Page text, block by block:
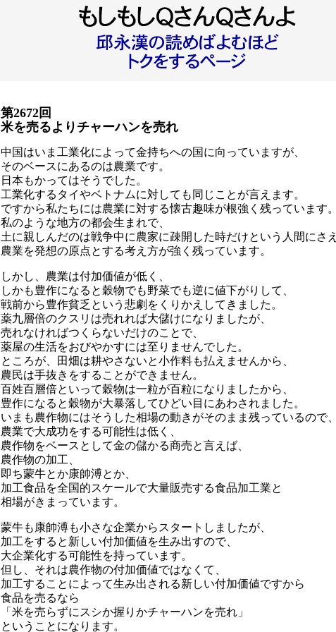
第2672回
米を売るよりチャーハンを売れ
中国はいま工業化によって金持ちへの国に向っていますが、
そのベースにあるのは農業です。
日本もかってはそうでした。
工業化するタイやベトナムに対しても同じことが言えます。
ですから私たちには農業に対する懐古趣味が根強く残っています。
私のような地方の都会生まれで、
土に親しんだのは戦争中に農家に疎開した時だけという人間にさえ
農業を発想の原点とする考え方が強く残っています。
しかし、農業は付加価値が低く、
しかも豊作になると穀物でも野菜でも逆に値下がりして、
戦前から豊作貧乏という悲劇をくりかえしてきました。
薬九層倍のクスリは売れれば大儲けになりましたが、
売れなければつくらないだけのことで、
薬屋の生活をおびやかすには至りませんでした。
ところが、田畑は耕やさないと小作料も払えませんから、
農民は手抜きをすることができません。
百姓百層倍といって穀物は一粒が百粒になりましたから、
豊作になると穀物が大暴落してひどい目にあわされました。
いまも農作物にはそうした相場の動きがそのまま残っているので、
農業で大成功をする可能性は低く、
農作物をベースとして金の儲かる商売と言えば、
農作物の加工、
即ち蒙牛とか康帥溥とか、
加工食品を全国的スケールで大量販売する食品加工業と
相場がきまっています。
蒙牛も康帥溥も小さな企業からスタートしましたが、
加工をすると新しい付加価値を生み出すので、
大企業化する可能性を持っています。
但し、それは農作物の付加価値ではなくて、
加工することによって生み出される新しい付加価値ですから
食品を売るなら
「米を売らずにスシか握りかチャーハンを売れ」
ということになります。